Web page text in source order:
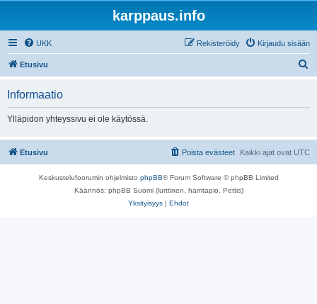
karppaus.info
UKK Kirjaudu sisään
Rekisteröidy
Etusivu
Informaatio
Ylläpidon yhteyssivu ei ole käytössä.
Etusivu Kaikki ajat ovat UTC
Poista evästeet
Keskustelufoorumin ohjelmisto phpBB® Forum Software © phpBB Limited
Käännös: phpBB Suomi (lurttinen, harritapio, Pettis)
Yksityisyys | Ehdot